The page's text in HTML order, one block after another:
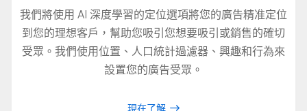
我們將使用 AI 深度學習的定位選項將您的廣告精准定位
到您的理想客戶，幫助您吸引您想要吸引或銷售的確切
受眾。我們使用位置、人口統計過濾器、興趣和行為來
設置您的廣告受眾。
現在了解